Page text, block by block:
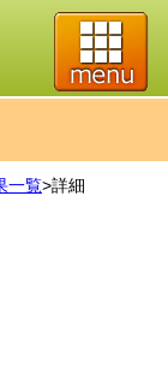
一覧>詳細